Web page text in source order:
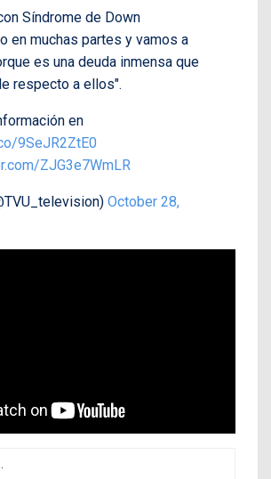
Síndrome de Down
en muchas partes y vamos a
es una deuda inmensa que
respecto a ellos".
en
9SeJR2ZtE0
ZJG3e7WmLR
October 28,